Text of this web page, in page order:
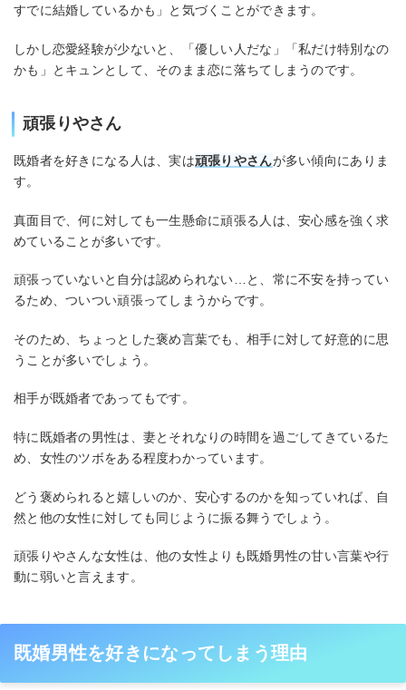
すでに結婚しているかも」と気づくことができます。
しかし恋愛経験が少ないと、「優しい人だな」「私だけ特別なの
かも」とキュンとして、そのまま恋に落ちてしまうのです。
頑張りやさん
既婚者を好きになる人は、実は頑張りやさんが多い傾向にありま
す。
真面目で、何に対しても一生懸命に頑張る人は、安心感を強く求
めていることが多いです。
頑張っていないと自分は認められない…と、常に不安を持ってい
るため、ついつい頑張ってしまうからです。
そのため、ちょっとした褒め言葉でも、相手に対して好意的に思
うことが多いでしょう。
相手が既婚者であってもです。
特に既婚者の男性は、妻とそれなりの時間を過ごしてきているた
め、女性のツボをある程度わかっています。
どう褒められると嬉しいのか、安心するのかを知っていれば、自
然と他の女性に対しても同じように振る舞うでしょう。
頑張りやさんな女性は、他の女性よりも既婚男性の甘い言葉や行
動に弱いと言えます。
既婚男性を好きになってしまう理由